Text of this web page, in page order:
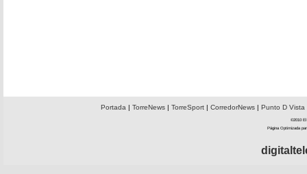
Portada | TorreNews| TorreSport| CorredorNews| Punto D Vista
©2010 El
Página Optimizada